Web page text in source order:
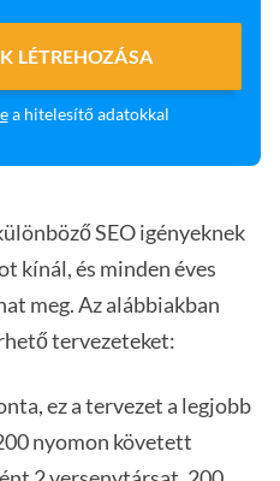
LÉTREHOZÁSA
a hitelesítő adatokkal
SEO igényeknek
kínál, és minden éves
meg. Az alábbiakban
tervezeteket:
ez a tervezet a legjobb
nyomon követett